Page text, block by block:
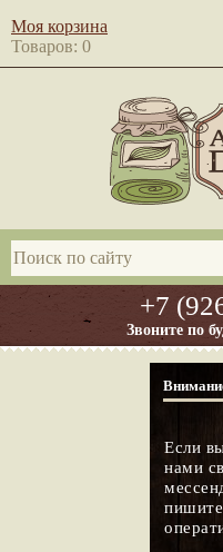
+7
Звоните по
Моя корзина
Товаров: 0
Если
нами